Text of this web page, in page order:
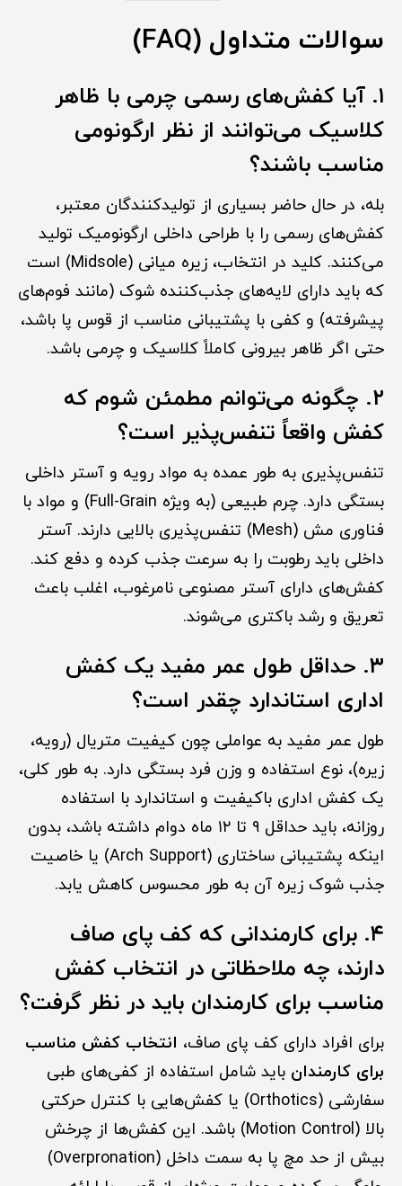
سوالات متداول (FAQ)
۱. آیا کفش‌های رسمی چرمی با ظاهر
کلاسیک می‌توانند از نظر ارگونومی
مناسب باشند؟
بله، در حال حاضر بسیاری از تولیدکنندگان معتبر،
کفش‌های رسمی را با طراحی داخلی ارگونومیک تولید
می‌کنند. کلید در انتخاب، زیره میانی (Midsole) است
که باید دارای لایه‌های جذب‌کننده شوک (مانند فوم‌های
پیشرفته) و کفی با پشتیبانی مناسب از قوس پا باشد،
حتی اگر ظاهر بیرونی کاملاً کلاسیک و چرمی باشد.
۲. چگونه می‌توانم مطمئن شوم که
کفش واقعاً تنفس‌پذیر است؟
تنفس‌پذیری به طور عمده به مواد رویه و آستر داخلی
بستگی دارد. چرم طبیعی (به ویژه Full-Grain) و مواد با
فناوری مش (Mesh) تنفس‌پذیری بالایی دارند. آستر
داخلی باید رطوبت را به سرعت جذب کرده و دفع کند.
کفش‌های دارای آستر مصنوعی نامرغوب، اغلب باعث
تعریق و رشد باکتری می‌شوند.
۳. حداقل طول عمر مفید یک کفش
اداری استاندارد چقدر است؟
طول عمر مفید به عواملی چون کیفیت متریال (رویه،
زیره)، نوع استفاده و وزن فرد بستگی دارد. به طور کلی،
یک کفش اداری باکیفیت و استاندارد با استفاده
روزانه، باید حداقل ۹ تا ۱۲ ماه دوام داشته باشد، بدون
اینکه پشتیبانی ساختاری (Arch Support) یا خاصیت
جذب شوک زیره آن به طور محسوس کاهش یابد.
۴. برای کارمندانی که کف پای صاف
دارند، چه ملاحظاتی در انتخاب کفش
مناسب برای کارمندان باید در نظر گرفت؟
برای افراد دارای کف پای صاف، انتخاب کفش مناسب
برای کارمندان باید شامل استفاده از کفی‌های طبی
سفارشی (Orthotics) یا کفش‌هایی با کنترل حرکتی
بالا (Motion Control) باشد. این کفش‌ها از چرخش
بیش از حد مچ پا به سمت داخل (Overpronation)